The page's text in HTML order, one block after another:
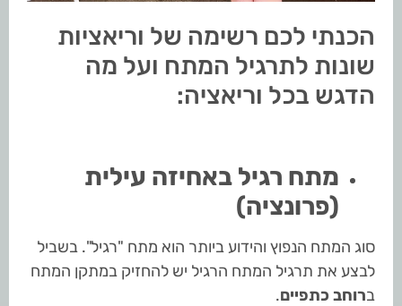
הכנתי לכם רשימה של וריאציות
שונות לתרגיל המתח ועל מה
הדגש בכל וריאציה:
מתח רגיל באחיזה עילית
(פרונציה)
סוג המתח הנפוץ והידוע ביותר הוא מתח "רגיל". בשביל
לבצע את תרגיל המתח הרגיל יש להחזיק במתקן המתח
ברוחב כתפיים.